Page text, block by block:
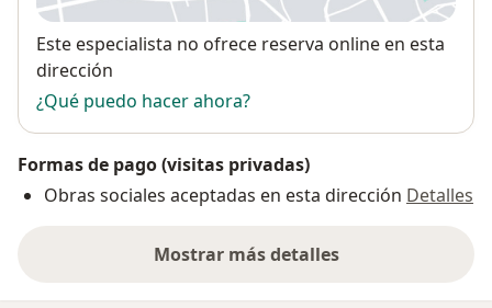
Disponibilidad
Este especialista no ofrece reserva online en esta
dirección
¿Qué puedo hacer ahora?
Formas de pago (visitas privadas)
Obras sociales aceptadas en esta dirección Detalles
Mostrar más detalles
sobre la dirección